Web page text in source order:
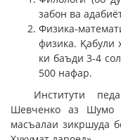
забон ва
Физика-
физика. Қабули
ки баъди 3-4
500 нафар.
Институти
Шевченко аз Шумо
масъалаи зикршуда